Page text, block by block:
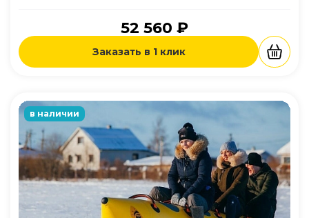
52 560 ₽
Заказать в 1 клик
в наличии